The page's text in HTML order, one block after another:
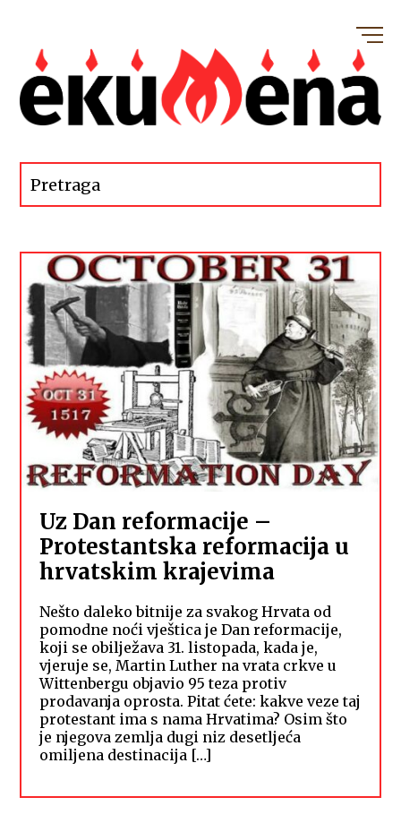
Uz Dan reformacije –
Protestantska reformacija u
hrvatskim krajevima
Nešto daleko bitnije za svakog Hrvata od
pomodne noći vještica je Dan reformacije,
koji se obilježava 31. listopada, kada je,
vjeruje se, Martin Luther na vrata crkve u
Wittenbergu objavio 95 teza protiv
prodavanja oprosta. Pitat ćete: kakve veze taj
protestant ima s nama Hrvatima? Osim što
je njegova zemlja dugi niz desetljeća
omiljena destinacija […]